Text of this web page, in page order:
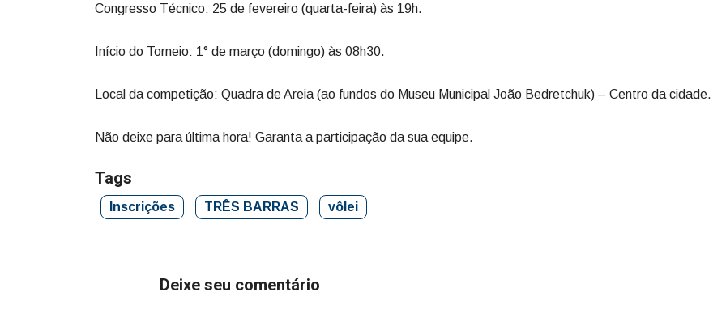
Congresso Técnico: 25 de fevereiro (quarta-feira) às 19h.
Início do Torneio: 1° de março (domingo) às 08h30.
Local da competição: Quadra de Areia (ao fundos do Museu Municipal João Bedretchuk) – Centro da cidade.
Não deixe para última hora! Garanta a participação da sua equipe.
Tags
Inscrições TRÊS BARRAS vôlei
Deixe seu comentário